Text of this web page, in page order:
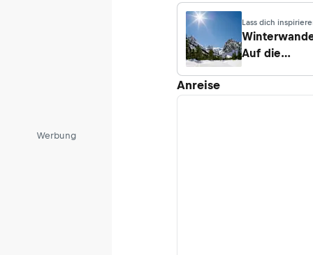
Werbung
Lass dich
Auf die
Anreise